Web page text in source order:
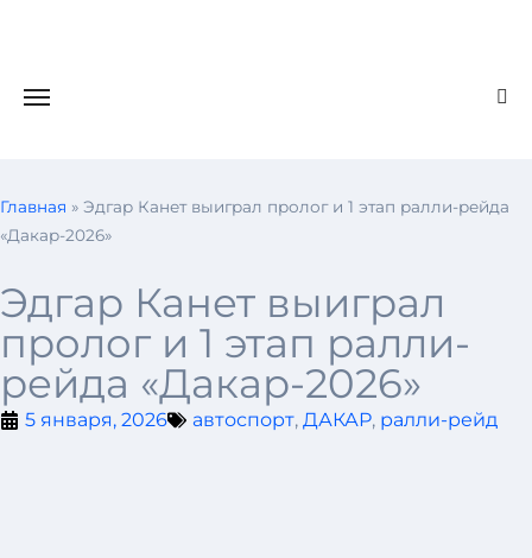
Главная » Эдгар Канет выиграл пролог и 1 этап ралли-рейда
«Дакар-2026»
Эдгар Канет выиграл
пролог и 1 этап ралли-
рейда «Дакар-2026»
5 января, 2026 автоспорт, ДАКАР, ралли-рейд